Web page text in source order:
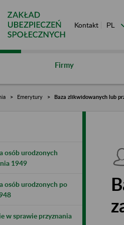
Kontakt
Firmy
Emerytury Baza zlikwidowanych lub
osób urodzonych
1949
osób urodzonych po
w sprawie przyznania